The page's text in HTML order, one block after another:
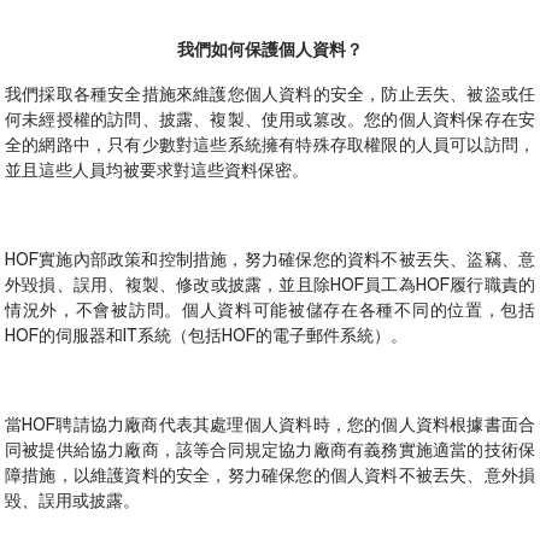
我們如何保護個人資料？
我們採取各種安全措施來維護您個人資料的安全，防止丟失、被盜或任
何未經授權的訪問、披露、複製、使用或篡改。您的個人資料保存在安
全的網路中，只有少數對這些系統擁有特殊存取權限的人員可以訪問，
並且這些人員均被要求對這些資料保密。
HOF實施內部政策和控制措施，努力確保您的資料不被丟失、盜竊、意
外毀損、誤用、複製、修改或披露，並且除HOF員工為HOF履行職責的
情況外，不會被訪問。個人資料可能被儲存在各種不同的位置，包括
HOF的伺服器和IT系統（包括HOF的電子郵件系統）。
當HOF聘請協力廠商代表其處理個人資料時，您的個人資料根據書面合
同被提供給協力廠商，該等合同規定協力廠商有義務實施適當的技術保
障措施，以維護資料的安全，努力確保您的個人資料不被丟失、意外損
毀、誤用或披露。